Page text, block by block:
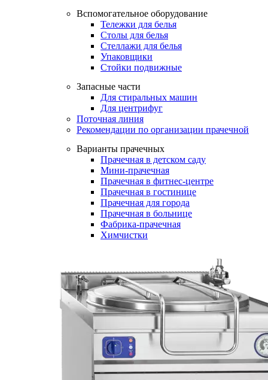
Вспомогательное оборудование
Тележки для белья
Столы для белья
Стеллажи для белья
Упаковщики
Стойки подвижные
Запасные части
Для стиральных машин
Для центрифуг
Поточная линия
Рекомендации по организации прачечной
Варианты прачечных
Прачечная в детском саду
Мини-прачечная
Прачечная в фитнес-центре
Прачечная в гостинице
Прачечная для города
Прачечная в больнице
Фабрика-прачечная
Химчистки